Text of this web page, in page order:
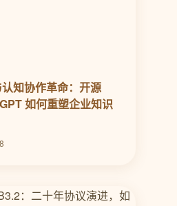
知协作革命：开源
如何重塑企业知识